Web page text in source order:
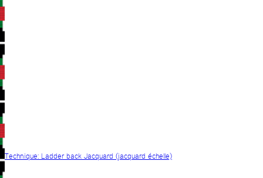
Technique: Ladder back Jacquard (jacquard échelle)